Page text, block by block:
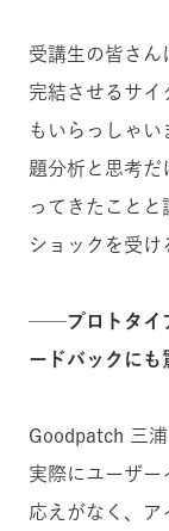
受講生の皆さん
完結させるサイ
もいらっしゃ
題分析と思考だ
ってきたこと
ショックを受け
──プロトタイ
ードバックにも
Goodpatch 三浦
実際にユーザー
応えがなく、ア